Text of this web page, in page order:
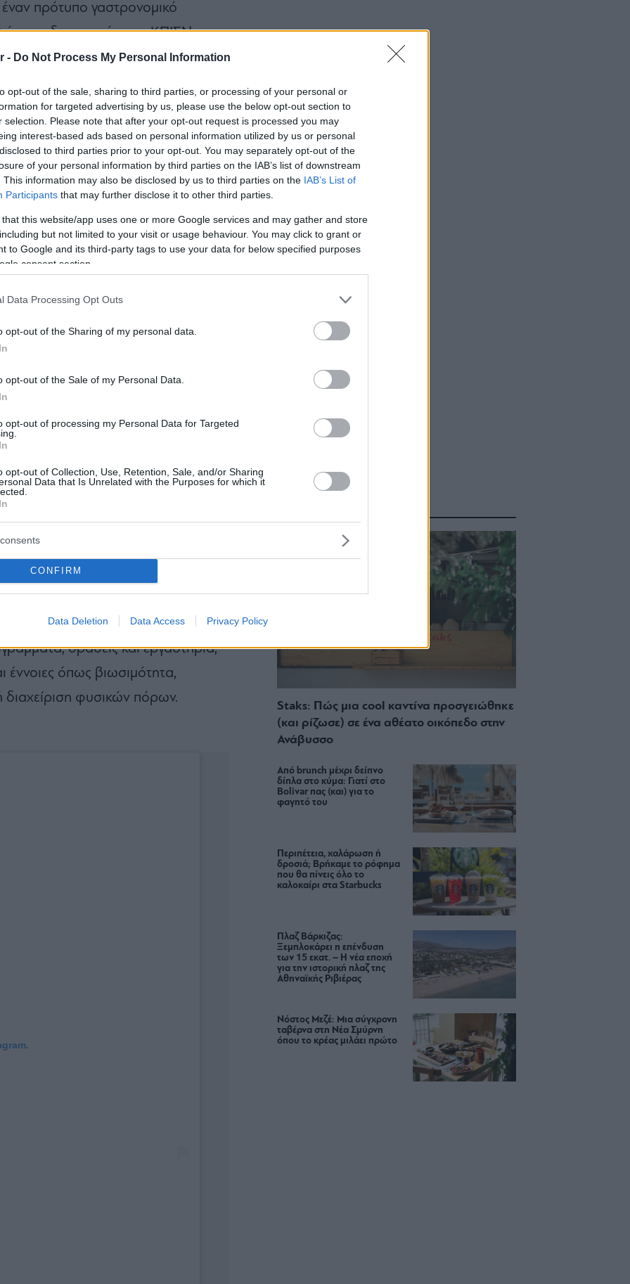
- Do Not Process My Personal Information
opt-out of the sale, sharing to third parties, or processing of your personal or
for targeted advertising by us, please use the below opt-out section to
selection. Please note that after your opt-out request is processed you may
interest-based ads based on personal information utilized by us or personal
to third parties prior to your opt-out. You may separately opt-out of the
of your personal information by third parties on the IAB’s list of downstream
This information may also be disclosed by us to third parties on the IAB’s List of
Participants that may further disclose it to other third parties.
that this website/app uses one or more Google services and may gather and store
but not limited to your visit or usage behaviour. You may click to grant or
to Google and its third-party tags to use your data for below specified purposes
consent section.
Data Processing Opt Outs
opt-out of the Sharing of my personal data.
opt-out of the Sale of my Personal Data.
opt-out of processing my Personal Data for Targeted
opt-out of Collection, Use, Retention, Sale, and/or Sharing
Data that Is Unrelated with the Purposes for which it
CONFIRM
Data Deletion Data Access Privacy Policy
πρότυπο γαστρονομικό
προδιαγραφών του ΚΠΙΣΝ,
ελληνική κουζίνα σε όλο τον
πρωτοποριακού εστιατορίου ήρθε
ΙΣΝ για το ΚΠΙΣΝ, το οποίο
εμβέλειας αλλά και
όσον αφορά τον
και το αποτύπωμα στο
την ποιότητα, την αξιοπιστία και
και τεχνογνωσίας, επισφράγισε
το όραμα του ΙΣΝ και του ΚΠΙΣΝ
που προσελκύει foodies από
– καμία σπατάλη»,
λειτουργίας του εστιατορίου
αναδεικνύοντας, παράλληλα,
της αειφορίας και στη
συνεργασίες με μικρούς
χώρας εφοδιάζουν την κουζίνα
υλικά, με έμφαση στα
του εστιατορίου φιλοξενούνται
δράσεις και εργαστήρια,
όπως βιωσιμότητα,
φυσικών πόρων.
Staks: Πώς μια cool καντίνα προσγειώθηκε
(και ρίζωσε) σε ένα αθέατο οικόπεδο στην
Ανάβυσσο
Από brunch μέχρι δείπνο
δίπλα στο κύμα: Γιατί στο
Bolivar πας (και) για το
φαγητό του
Περιπέτεια, χαλάρωση ή
δροσιά; Βρήκαμε το ρόφημα
που θα πίνεις όλο το
καλοκαίρι στα Starbucks
Πλαζ Βάρκιζας:
Ξεμπλοκάρει η επένδυση
των 15 εκατ. – Η νέα εποχή
για την ιστορική πλαζ της
Αθηναϊκής Ριβιέρας
Νόστος Μεζέ: Μια σύγχρονη
ταβέρνα στη Νέα Σμύρνη
όπου το κρέας μιλάει πρώτο